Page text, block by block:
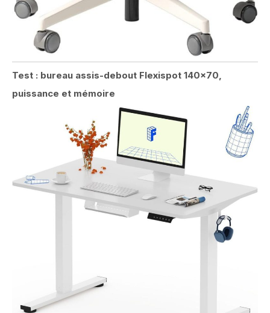
Test : bureau assis-debout Flexispot 140×70,
puissance et mémoire